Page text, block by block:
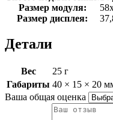
Размер модуля:
Размер дисплея:
Детали
Вес
25 г
Габариты 40 × 15 × 20
Ваша общая оценка